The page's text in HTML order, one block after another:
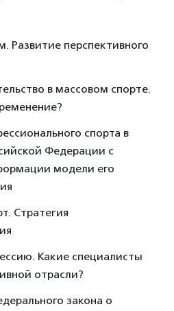
Развитие перспективного
в массовом спорте.
спорта в
Федерации с
модели его
Стратегия
Какие специалисты
отрасли?
закона о